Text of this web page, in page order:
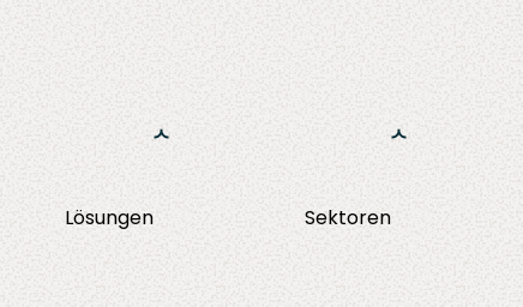
Lösungen Sektoren